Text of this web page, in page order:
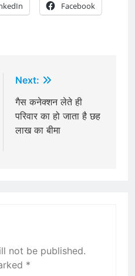
Facebook
Next:
गैस कनेक्शन लेते ही
परिवार का हो जाता है छह
लाख का बीमा
not be published.
*